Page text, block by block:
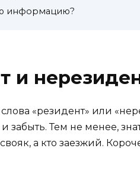
информацию?
и
«резидент» или
забыть. Тем не менее,
а кто заезжий.